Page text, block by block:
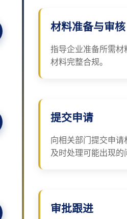
材料准备与审核
指导企业准备所需
材料完整合规。
提交申请
向相关部门提交申请
及时处理可能出现的
审批跟进